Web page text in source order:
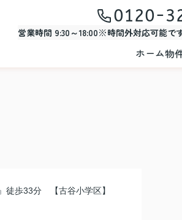
0120-
営業時間 9:30～18:00※時間外対応可能で
ホーム物
徒歩33分 【古谷小学区】